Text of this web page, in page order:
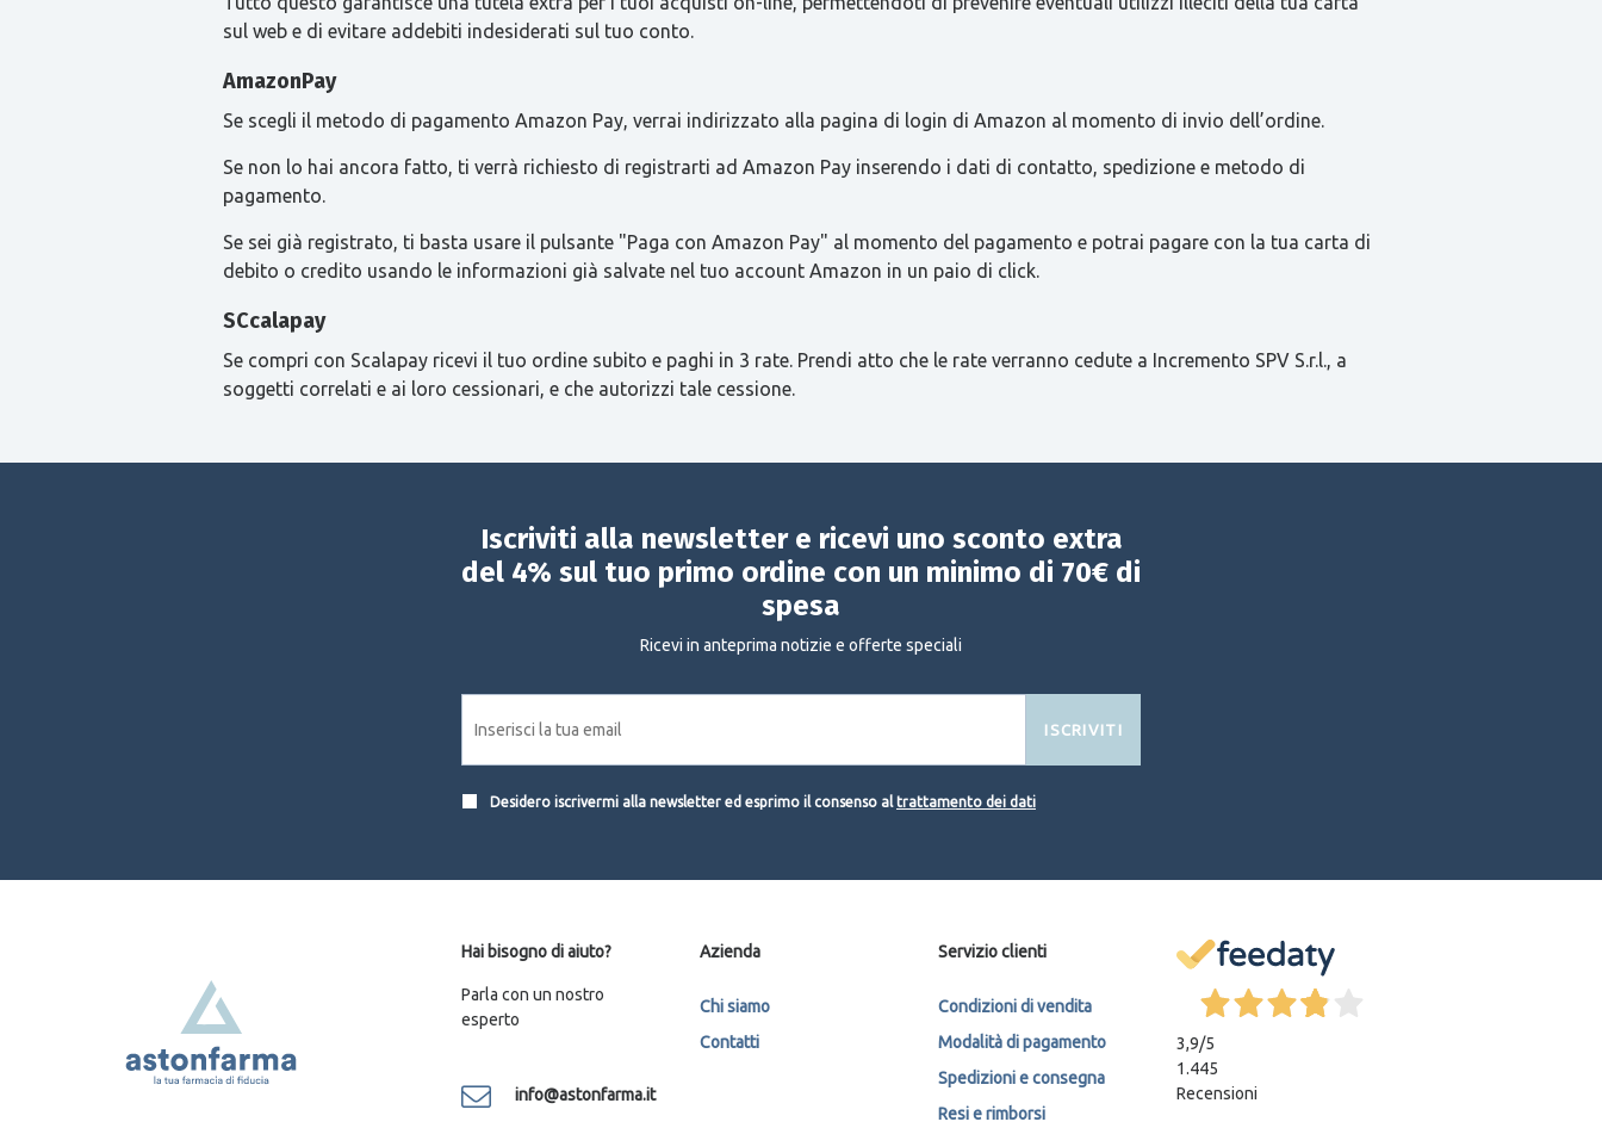
sul web e di evitare addebiti indesiderati sul tuo conto.
AmazonPay
Se scegli il metodo di pagamento Amazon Pay, verrai indirizzato alla pagina di login di Amazon al momento di invio dell’ordine.
Se non lo hai ancora fatto, ti verrà richiesto di registrarti ad Amazon Pay inserendo i dati di contatto, spedizione e metodo di
pagamento.
Se sei già registrato, ti basta usare il pulsante "Paga con Amazon Pay" al momento del pagamento e potrai pagare con la tua carta di
debito o credito usando le informazioni già salvate nel tuo account Amazon in un paio di click.
SCcalapay
Se compri con Scalapay ricevi il tuo ordine subito e paghi in 3 rate. Prendi atto che le rate verranno cedute a Incremento SPV S.r.l., a
soggetti correlati e ai loro cessionari, e che autorizzi tale cessione.
Iscriviti alla newsletter e ricevi uno sconto extra
del 4% sul tuo primo ordine con un minimo di 70€ di
spesa
Ricevi in anteprima notizie e offerte speciali
ISCRIVITI
Desidero iscrivermi alla newsletter ed esprimo il consenso altrattamento dei dati
Hai bisogno di aiuto?
Parla con un nostro
esperto
info@astonfarma.it
Azienda
Chi siamo
Contatti
Servizio clienti
Condizioni di vendita
Modalità di pagamento
Spedizioni e consegna
Resi e rimborsi
3,9/5
1.445
Recensioni